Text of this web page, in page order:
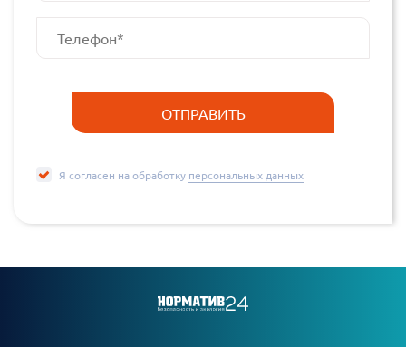
Я согласен на обработку персональных данных